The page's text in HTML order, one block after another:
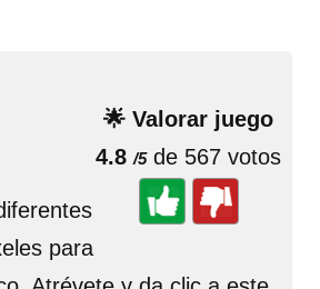
🌟 Valorar juego
4.8 /5de 567 votos
para